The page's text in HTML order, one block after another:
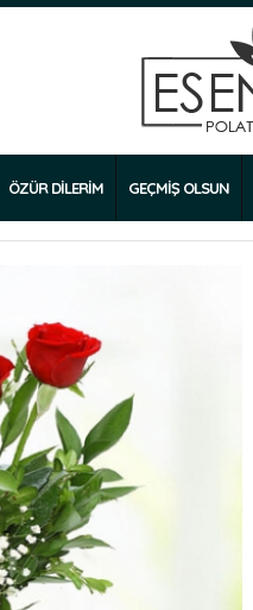
ÖZÜR DİLERİM GEÇMİŞ OLSUN